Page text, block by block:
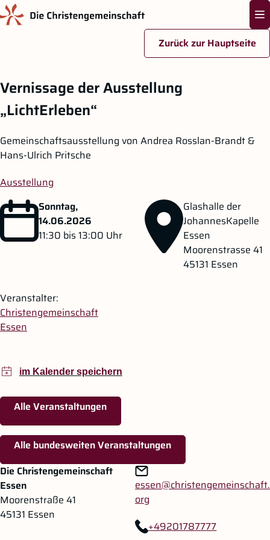
Zurück zur Hauptseite
Vernissage der Ausstellung
„LichtErleben“
Gemeinschaftsausstellung von Andrea Rosslan-Brandt &
Hans-Ulrich Pritsche
Ausstellung
Sonntag,
14.06.2026
11:30 bis 13:00 Uhr
Glashalle der
JohannesKapelle
Essen
Moorenstrasse 41
45131 Essen
Veranstalter:
Christengemeinschaft
Essen
Alle Veranstaltungen
Alle bundesweiten Veranstaltungen
Zum Hauptinhalt springen
Zur Navigation springen
Die Christengemeinschaft
Essen
Moorenstraße 41
45131 Essen
essen@christengemeinschaft.
org
+49201787777